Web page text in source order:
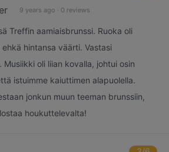
9 years ago · 0 reviews
Treffin aamiaisbrunssi. Ruoka oli
hintansa väärti. Vastasi
Musiikki oli liian kovalla, johtui osin
istuimme kaiuttimen alapuolella.
jonkun muun teeman brunssiin,
houkuttelevalta!